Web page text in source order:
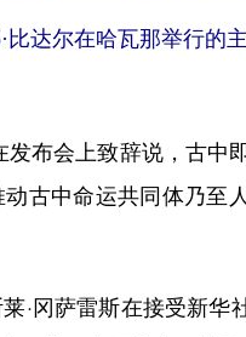
尔在哈瓦那举行的
布会上致辞说，古中
古中命运共同体乃至
冈萨雷斯在接受新华